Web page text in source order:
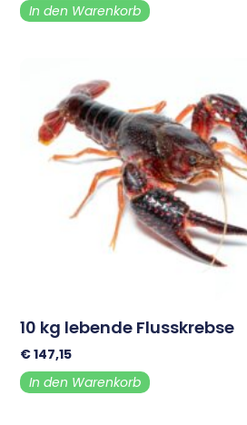
In den Warenkorb
10 kg lebende Flusskrebse
€147,15
In den Warenkorb